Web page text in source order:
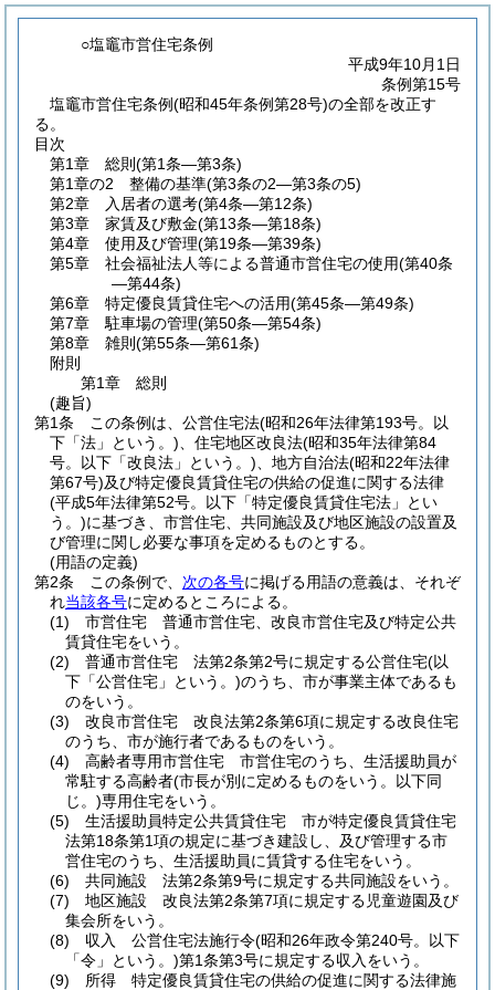
○塩竈市営住宅条例
平成9年10月1日
条例第15号
塩竈市営住宅条例(昭和45年条例第28号)の全部を改正す
る。
目次
第1章
総則 (第1条―第3条)
第1章の2
整備の基準(第3条の2―第3条の5)
第2章
入居者の選考(第4条―第12条)
第3章
家賃及び敷金(第13条―第18条)
第4章
使用及び管理(第19条―第39条)
第5章
社会福祉法人等による普通市営住宅の使用(第40条
―第44条)
第6章
特定優良賃貸住宅への活用(第45条―第49条)
第7章
駐車場の管理(第50条―第54条)
第8章
雑則 (第55条―第61条)
附則
第1章
総則
(趣旨)
第1条
この条例は、公営住宅法(昭和26年法律第193号。以
下「法」という。) 、住宅地区改良法(昭和35年法律第84
号。以下「改良法」という。) 、地方自治法(昭和22年法律
第67号)及び特定優良賃貸住宅の供給の促進に関する法律
(平成5年法律第52号。以下「特定優良賃貸住宅法」とい
う。)に基づき、市営住宅、共同施設及び地区施設の設置及
び管理に関し必要な事項を定めるものとする。
(用語の定義)
第2条
この条例で、 次の各号に掲げる用語の意義は、それぞ
れ当該各号に定めるところによる。
(1)
市営住宅 普通市営住宅、改良市営住宅及び特定公共
賃貸住宅をいう。
(2)
普通市営住宅 法第2条第2号に規定する公営住宅(以
下「公営住宅」という。)のうち、市が事業主体であるも
のをいう。
(3)
改良市営住宅 改良法第2条第6項に規定する改良住宅
のうち、市が施行者であるものをいう。
(4)
高齢者専用市営住宅 市営住宅のうち、生活援助員が
常駐する高齢者(市長が別に定めるものをいう。以下同
じ。)専用住宅をいう。
(5)
生活援助員特定公共賃貸住宅 市が特定優良賃貸住宅
法第18条第1項の規定に基づき建設し、及び管理する市
営住宅のうち、生活援助員に賃貸する住宅をいう。
(6)
共同施設 法第2条第9号に規定する共同施設をいう。
(7)
地区施設 改良法第2条第7項に規定する児童遊園及び
集会所をいう。
(8)
収入 公営住宅法施行令(昭和26年政令第240号。以下
「令」という。)第1条第3号に規定する収入をいう。
(9)
所得 特定優良賃貸住宅の供給の促進に関する法律施